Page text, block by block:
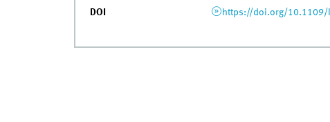
DOI https://doi.org/10.1109/